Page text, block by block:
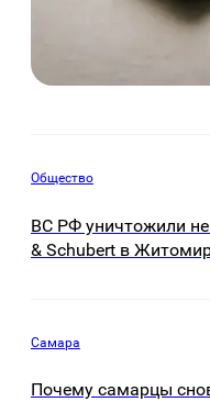
Общество
ВС РФ уничтожили
& Schubert в
Самара
Почему самарцы